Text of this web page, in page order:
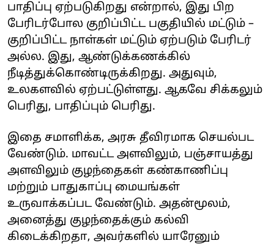
பாதிப்பு ஏற்படுகிறது என்றால், இது பிற
பேரிடர்போல குறிப்பிட்ட பகுதியில் மட்டும் –
குறிப்பிட்ட நாள்கள் மட்டும் ஏற்படும் பேரிடர்
அல்ல. இது, ஆண்டுக்கணக்கில்
நீடித்துக்கொண்டிருக்கிறது. அதுவும்,
உலகளவில் ஏற்பட்டுள்ளது. ஆகவே சிக்கலும்
பெரிது, பாதிப்பும் பெரிது.
இதை சமாளிக்க, அரசு தீவிரமாக செயல்பட
வேண்டும். மாவட்ட அளவிலும், பஞ்சாயத்து
அளவிலும் குழந்தைகள் கண்காணிப்பு
மற்றும் பாதுகாப்பு மையங்கள்
உருவாக்கப்பட வேண்டும். அதன்மூலம்,
அனைத்து குழந்தைக்கும் கல்வி
கிடைக்கிறதா, அவர்களில் யாரேனும்